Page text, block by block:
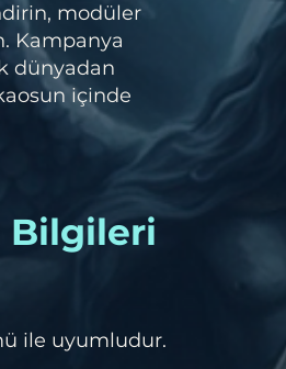
modüler
Kampanya
dünyadan
içinde
Bilgileri
ile uyumludur.